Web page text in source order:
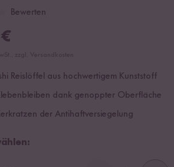
Bewerten
€
Reislöffel aus hochwertigem Kunststoff
dank genoppter Oberfläche
der Antihaftversiegelung